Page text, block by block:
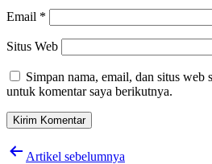
Email *
Situs Web
Simpan nama, email, dan situs web
untuk komentar saya berikutnya.
Navigasi
Artikel sebelumnya